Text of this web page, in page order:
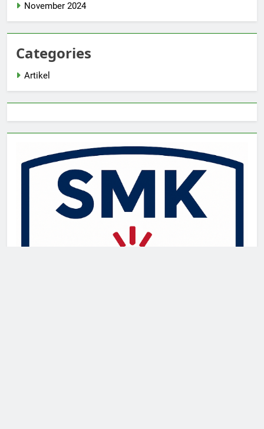
November 2024
Categories
Artikel